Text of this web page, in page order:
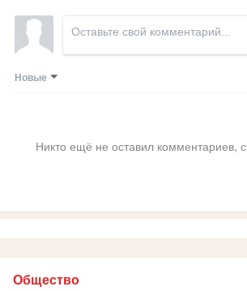
Новые
Никто ещё не оставил комментариев,
Общество